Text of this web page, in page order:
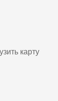
карту